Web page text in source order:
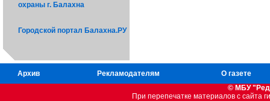
охраны г. Балахна
Городской портал Балахна.РУ
Архив Рекламодателям
О газете
© МБУ
При перепечатке материалов c сайта